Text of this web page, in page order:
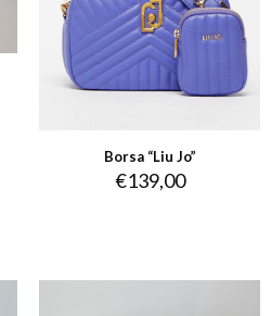
Borsa “Liu Jo”
€139,00